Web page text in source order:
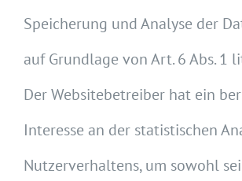
Speicherung und Analyse der
auf Grundlage von Art. 6 Abs. 1
Der Websitebetreiber hat ein
Interesse an der statistischen
Nutzerverhaltens, um sowohl